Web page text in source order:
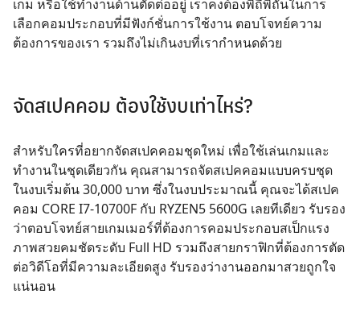
เกม หรือใช้ทำงานด้านตัดต่ออยู่ เราคงต้องพิถีพิถันในการ
เลือกคอมประกอบที่มีฟังก์ชั่นการใช้งาน ตอบโจทย์ความ
ต้องการของเรา รวมถึงไม่เกินงบที่เรากำหนดด้วย
จัดสเปคคอม ต้องใช้งบเท่าไหร่?
สำหรับใครที่อยากจัดสเปคคอมชุดใหม่ เพื่อใช้เล่นเกมและ
ทำงานในชุดเดียวกัน คุณสามารถจัดสเปคคอมแบบครบชุด
ในงบเริ่มต้น 30,000 บาท ซึ่งในงบประมาณนี้ คุณจะได้สเปค
คอม CORE I7-10700F กับ RYZEN5 5600G เลยทีเดียว รับรอง
ว่าตอบโจทย์สายเกมเมอร์ที่ต้องการคอมประกอบสเป็กแรง
ภาพสวยคมชัดระดับ Full HD รวมถึงสายกราฟิกที่ต้องการตัด
ต่อวิดีโอที่มีความละเอียดสูง รับรองว่างานออกมาสวยถูกใจ
แน่นอน